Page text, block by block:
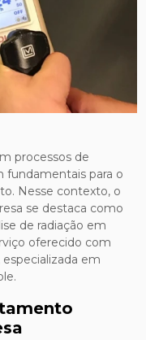
processos de
para o
Nesse contexto, o
se destaca como
de radiação em
oferecido com
especializada em